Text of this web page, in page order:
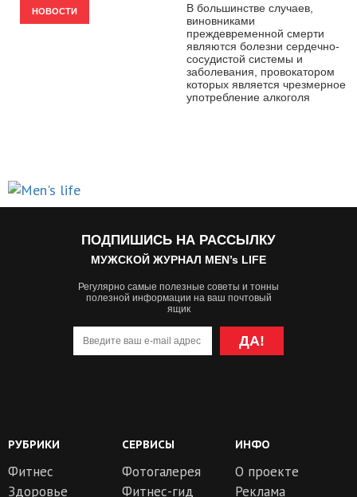
НОВОСТИ
В большинстве случаев,
виновниками
преждевременной смерти
являются болезни сердечно-
сосудистой системы и
заболевания, провокатором
которых является чрезмерное
употребление алкоголя
ПОДПИШИСЬ НА РАССЫЛКУ
МУЖСКОЙ ЖУРНАЛ MEN’s LIFE
Регулярно самые полезные советы и тонны
полезной информации на ваш почтовый
ящик
ДА!
РУБРИКИ
Фитнес
Здоровье
СЕРВИСЫ
Фотогалерея
Фитнес-гид
ИНФО
О проекте
Реклама